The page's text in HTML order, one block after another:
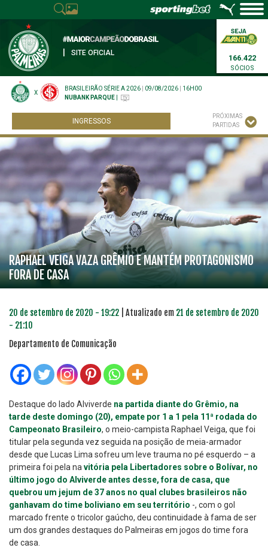
SITE OFICIAL
166.422
SÓCIOS
X
BRASILEIRÃO SÉRIE A 2026 09/08/2026
16H00
NUBANK PARQUE
INGRESSOS
PRÓXIMAS
PARTIDAS
RAPHAEL VEIGA VAZA GRÊMIO E MANTÉM PROTAGONISMO
FORA DE CASA
20 de setembro de 2020 - 19:22 | Atualizado em 21 de setembro de 2020
- 21:10
Departamento de Comunicação
Destaque do lado Alviverde na partida diante do Grêmio, na
tarde deste domingo (20), empate por 1 a 1 pela 11ª rodada do
Campeonato Brasileiro, o meio-campista Raphael Veiga, que foi
titular pela segunda vez seguida na posição de meia-armador
desde que Lucas Lima sofreu um leve trauma no pé esquerdo – a
primeira foi pela na vitória pela Libertadores sobre o Bolívar, no
último jogo do Alviverde antes desse, fora de casa, que
quebrou um jejum de 37 anos no qual clubes brasileiros não
ganhavam do time boliviano em seu território -, com o gol
marcado frente o tricolor gaúcho, deu continuidade à fama de ser
um dos grandes destaques do Palmeiras em jogos do time fora
de casa.